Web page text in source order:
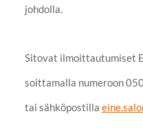
johdolla.
Sitovat ilmoittautumiset
soittamalla numeroon
tai sähköpostilla